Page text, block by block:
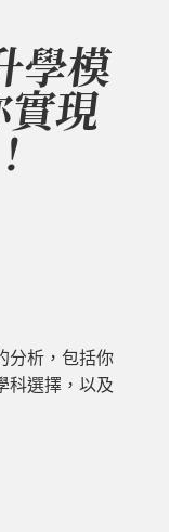
學模
實現
分析，包括你
科選擇，以及